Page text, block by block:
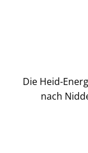
Die Heid-
nach